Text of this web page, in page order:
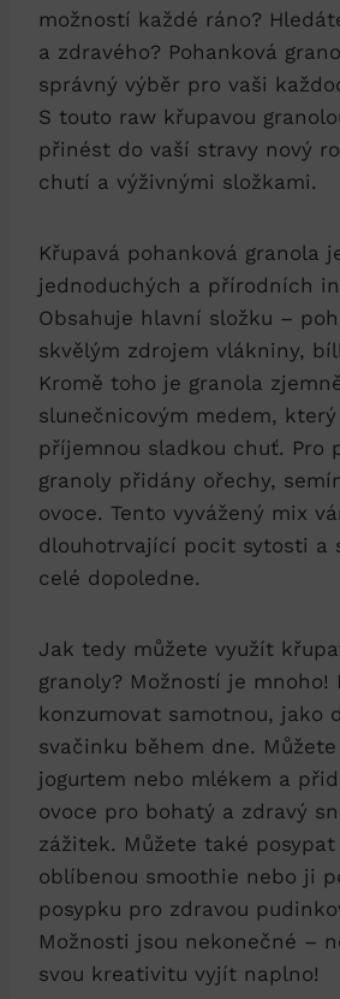
možností každé ráno?
a zdravého? Pohanková
správný výběr pro vaši
S touto raw křupavou
přinést do vaší stravy nový
chutí a výživnými složkami.
Křupavá pohanková granola
jednoduchých a přírodních
Obsahuje hlavní složku –
skvělým zdrojem vlákniny,
Kromě toho je granola
slunečnicovým medem, který
příjemnou sladkou chuť. Pro
granoly přidány ořechy,
ovoce. Tento vyvážený mix
dlouhotrvající pocit sytosti a
celé dopoledne.
Jak tedy můžete využít
granoly? Možností je mnoho!
konzumovat samotnou, jako
svačinku během dne.
jogurtem nebo mlékem a
ovoce pro bohatý a zdravý
zážitek. Můžete také posypat
oblíbenou smoothie nebo ji
posypku pro zdravou
Možnosti jsou nekonečné –
svou kreativitu vyjít naplno!